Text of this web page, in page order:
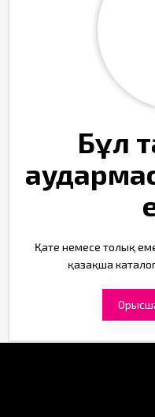
Бұл
Қате немесе толық
қазақша